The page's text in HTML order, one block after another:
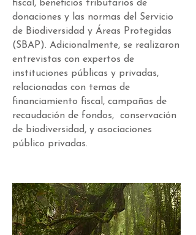
fiscal, beneficios tributarios de
donaciones y las normas del Servicio
de Biodiversidad y Áreas Protegidas
(SBAP). Adicionalmente, se realizaron
entrevistas con expertos de
instituciones públicas y privadas,
relacionadas con temas de
financiamiento fiscal, campañas de
recaudación de fondos, conservación
de biodiversidad, y asociaciones
público privadas.